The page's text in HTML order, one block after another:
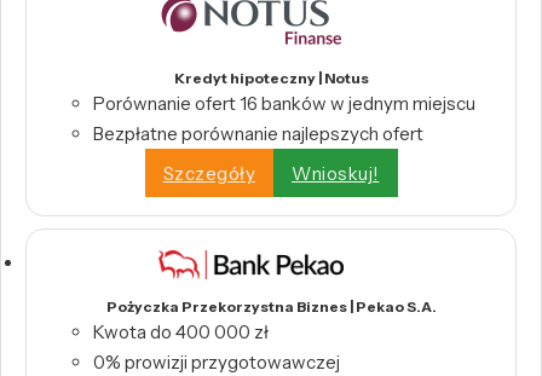
Kredyt hipoteczny | Notus
Porównanie ofert 16 banków w jednym miejscu
Bezpłatne porównanie najlepszych ofert
Szczegóły
Wnioskuj!
Pożyczka Przekorzystna Biznes | Pekao S.A.
Kwota do 400 000 zł
0% prowizji przygotowawczej